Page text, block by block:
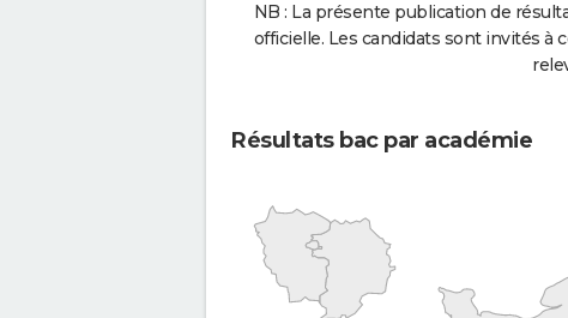
NB : La présente publication de
officielle. Les candidats sont invités à
Résultats bac par académie